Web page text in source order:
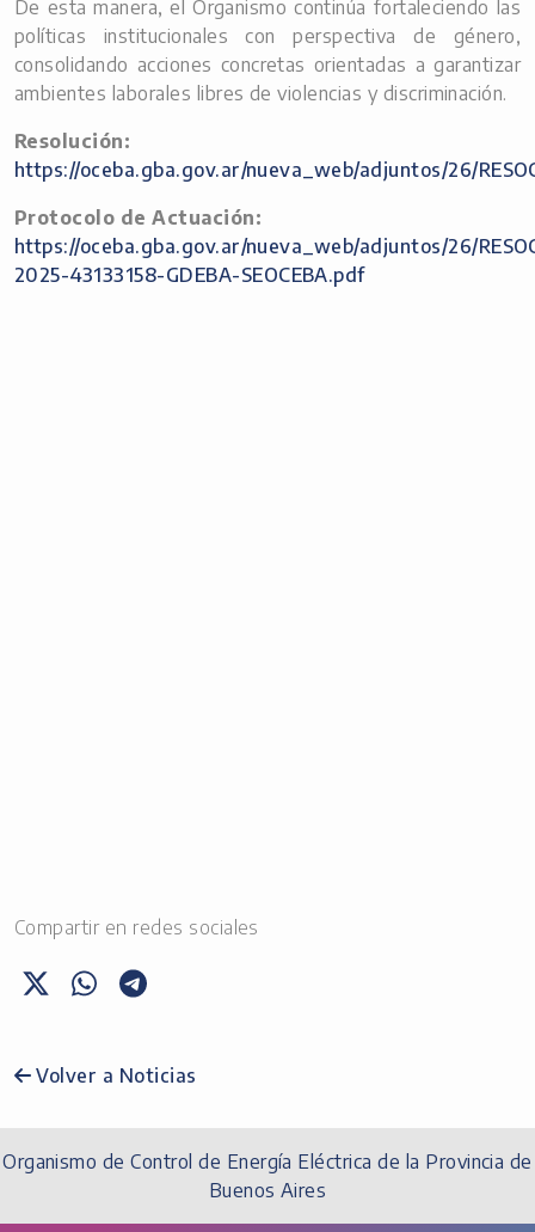
De esta manera, el Organismo continúa fortaleciendo las
políticas institucionales con perspectiva de género,
consolidando acciones concretas orientadas a garantizar
ambientes laborales libres de violencias y discriminación.
Resolución:
https://oceba.gba.gov.ar/nueva_web/adjuntos/26/
Protocolo de Actuación:
https://oceba.gba.gov.ar/nueva_web/adjuntos/26/
2025-43133158-GDEBA-SEOCEBA.pdf
Compartir en redes sociales
Volver a Noticias
Organismo de Control de Energía Eléctrica de la Provincia de
Buenos Aires